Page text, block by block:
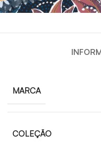
MARCA
COLEÇÃO